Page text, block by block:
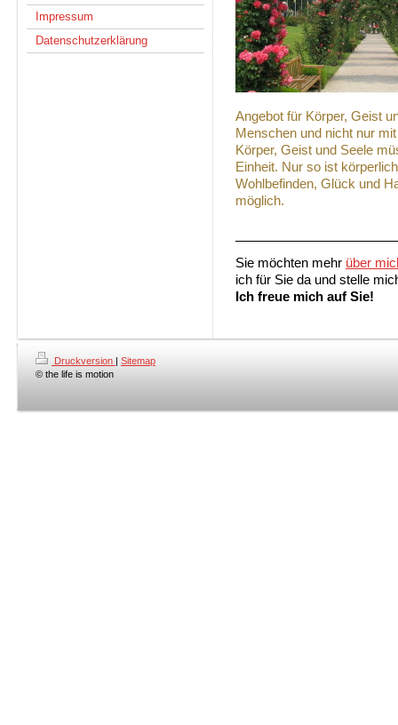
Impressum
Datenschutzerklärung
Angebot für Körper, Geist
Menschen und nicht nur
Körper, Geist und Seele
Einheit. Nur so ist
Wohlbefinden, Glück und
möglich.
Sie möchten mehr über
ich für Sie da und stelle
Ich freue mich auf Sie!
Druckversion | Sitemap
© the life is motion